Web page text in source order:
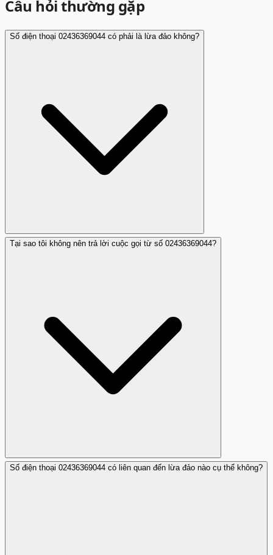
Câu hỏi thường gặp
Số điện thoại 02436369044 có phải là lừa đảo không?
Có nhiều người nghi ngờ số 02436369044 là lừa đảo dựa
Tại sao tôi không nên trả lời cuộc gọi từ số 02436369044?
Bạn không nên trả lời vì số này có thể liên quan đến các
Số điện thoại 02436369044 có liên quan đến lừa đảo nào cụ thể không?